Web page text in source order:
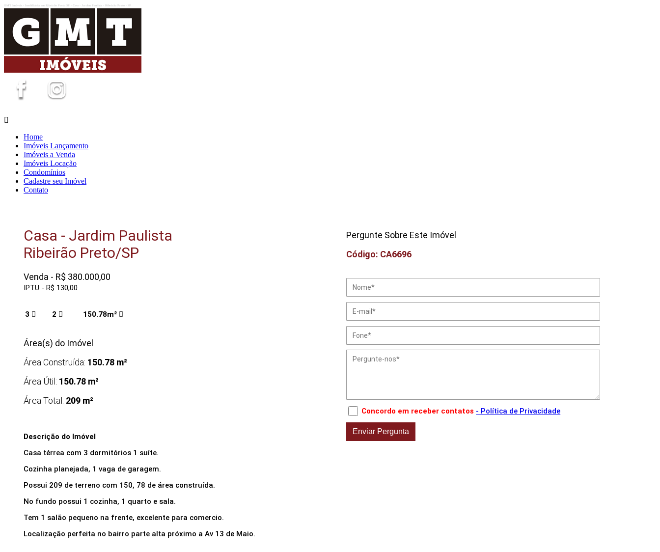
GMT Imóveis - Imobiliária em Ribeirão Preto SP - Casa - Jardim Paulista - Ribeirão Preto - SP
Home
Imóveis Lançamento
Imóveis a Venda
Imóveis Locação
Condomínios
Cadastre seu Imóvel
Contato
Casa - Jardim Paulista
Ribeirão Preto/SP
Venda - R$ 380.000,00
IPTU - R$ 130,00
3 2 150.78m²
Área(s) do Imóvel
Área Construída: 150.78 m²
Área Útil: 150.78 m²
Área Total: 209 m²
Descrição do Imóvel
Casa térrea com 3 dormitórios 1 suíte.
Cozinha planejada, 1 vaga de garagem.
Possui 209 de terreno com 150, 78 de área construída.
No fundo possui 1 cozinha, 1 quarto e sala.
Tem 1 salão pequeno na frente, excelente para comercio.
Localização perfeita no bairro parte alta próximo a Av 13 de Maio.
Pergunte Sobre Este Imóvel
Código: CA6696
Concordo em receber contatos - Política de Privacidade